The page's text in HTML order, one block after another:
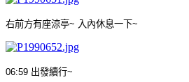
右前方有座涼亭~ 入內休息一下~
06:59 出發續行~